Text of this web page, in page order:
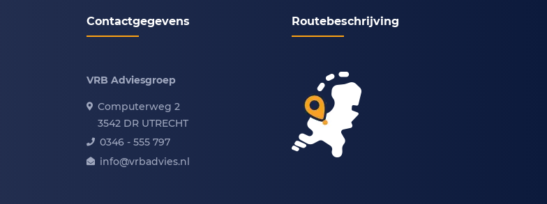
Contactgegevens
VRB Adviesgroep
Computerweg 2
3542 DR UTRECHT
0346 - 555 797
info@vrbadvies.nl
Routebeschrijving